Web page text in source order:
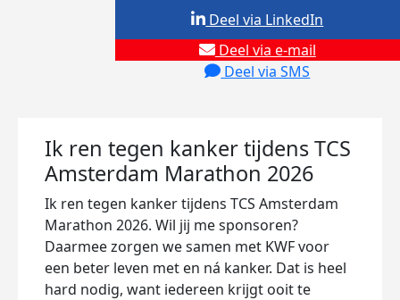
Deel via e-mail
Deel via SMS
Deel via LinkedIn
Ik ren tegen kanker tijdens TCS
Amsterdam Marathon 2026
Ik ren tegen kanker tijdens TCS Amsterdam
Marathon 2026. Wil jij me sponsoren?
Daarmee zorgen we samen met KWF voor
een beter leven met en ná kanker. Dat is heel
hard nodig, want iedereen krijgt ooit te